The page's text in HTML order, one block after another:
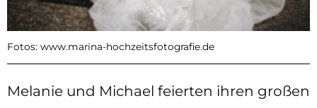
Fotos: www.marina-hochzeitsfotografie.de
Melanie und Michael feierten ihren großen